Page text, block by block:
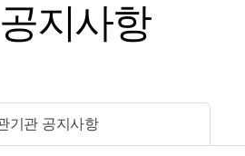
공지사항
기관 공지사항